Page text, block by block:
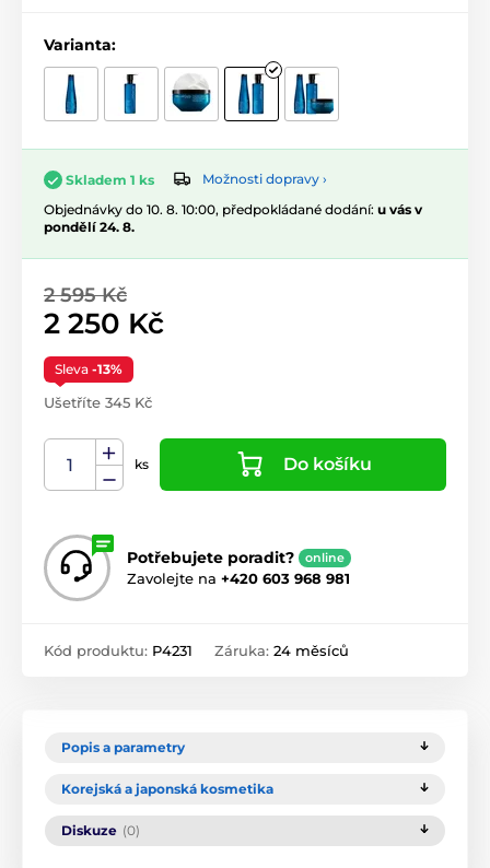
Varianta:
Skladem 1 ks
Možnosti dopravy ›
Objednávky do 10. 8. 10:00, předpokládané dodání: u vás v
pondělí 24. 8.
2 595 Kč
2 250 Kč
Sleva -13%
Ušetříte 345 Kč
ks Do košíku
Potřebujete poradit? online
Zavolejte na +420 603 968 981
Kód produktu: P4231 Záruka: 24 měsíců
Popis a parametry
Korejská a japonská kosmetika
Diskuze (0)